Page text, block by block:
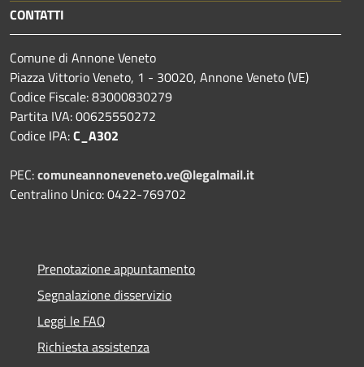
CONTATTI
Comune di Annone Veneto
Piazza Vittorio Veneto, 1 - 30020, Annone Veneto (VE)
Codice Fiscale: 83000830279
Partita IVA: 00625550272
Codice IPA:C_A302
PEC:comuneannoneveneto.ve@legalmail.it
Centralino Unico: 0422-769702
Prenotazione appuntamento
Segnalazione disservizio
Leggi le FAQ
Richiesta assistenza